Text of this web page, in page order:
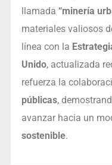
llamada “minería
materiales valiosos
línea con la
Unido, actualizada
refuerza la
públicas,
avanzar hacia un
sostenible.